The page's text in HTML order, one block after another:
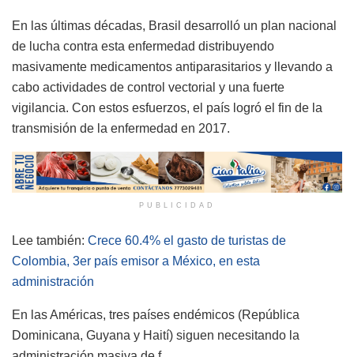
En las últimas décadas, Brasil desarrolló un plan nacional
de lucha contra esta enfermedad distribuyendo
masivamente medicamentos antiparasitarios y llevando a
cabo actividades de control vectorial y una fuerte
vigilancia. Con estos esfuerzos, el país logró el fin de la
transmisión de la enfermedad en 2017.
PUBLICIDAD
Lee también: Crece 60.4% el gasto de turistas de
Colombia, 3er país emisor a México, en esta
administración
En las Américas, tres países endémicos (República
Dominicana, Guyana y Haití) siguen necesitando la